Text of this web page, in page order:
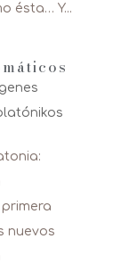
ésta… Y...
nuevos